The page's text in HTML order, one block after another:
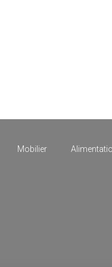
Mobilier